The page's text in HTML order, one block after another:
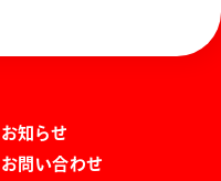
お知らせ
お問い合わせ